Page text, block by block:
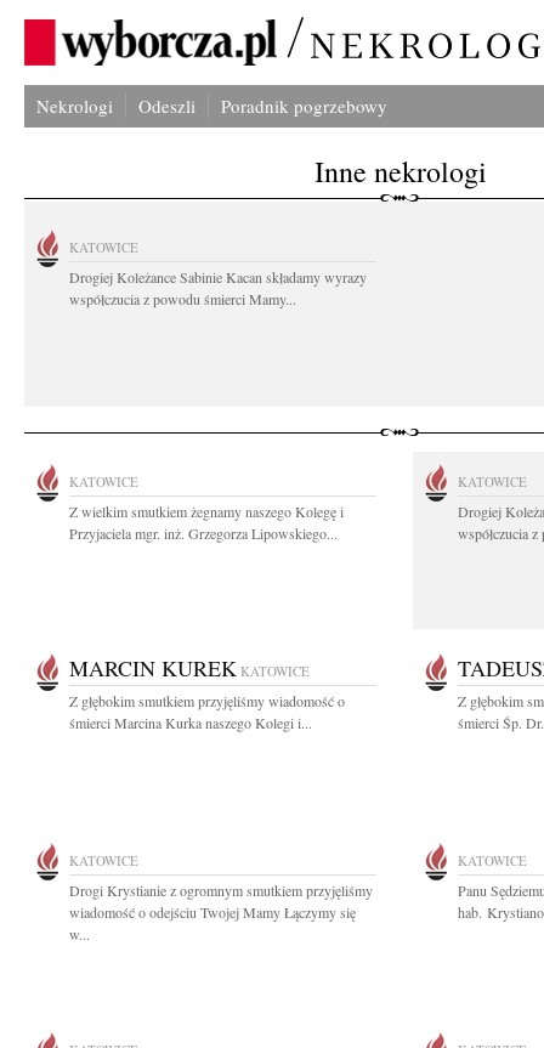
Nekrologi Odeszli Poradnik pogrzebowy
Inne nekrologi
KATOWICE
Drogiej Koleżance Sabinie Kacan składamy wyrazy
współczucia z powodu śmierci Mamy...
KATOWICE
Z wielkim smutkiem żegnamy naszego Kolegę i
Przyjaciela mgr. inż. Grzegorza Lipowskiego...
KATOWICE
Drogiej
współczucia
MARCIN KUREK KATOWICE
Z głębokim smutkiem przyjęliśmy wiadomość o
śmierci Marcina Kurka naszego Kolegi i...
Z głębokim
śmierci Śp.
KATOWICE
Drogi Krystianie z ogromnym smutkiem przyjęliśmy
wiadomość o odejściu Twojej Mamy Łączymy się
w...
KATOWICE
Panu
hab.